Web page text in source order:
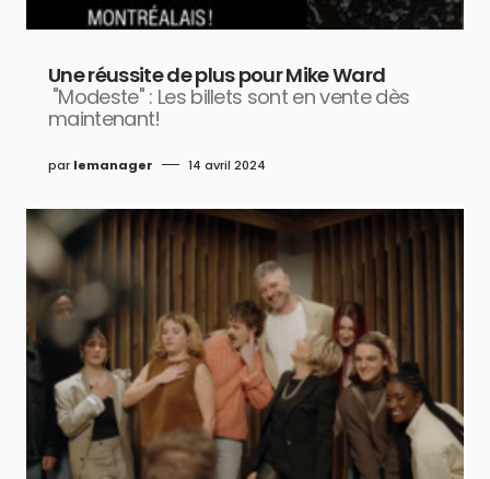
Une réussite de plus pour Mike Ward
"Modeste" : Les billets sont en vente dès
maintenant!
par lemanager 14 avril 2024